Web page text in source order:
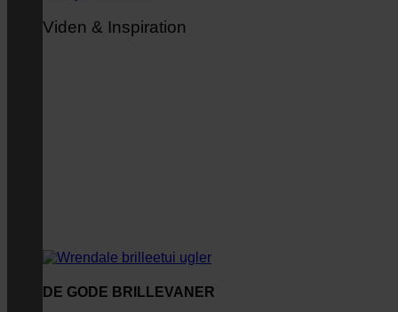
Viden & Inspiration
DE GODE BRILLEVANER